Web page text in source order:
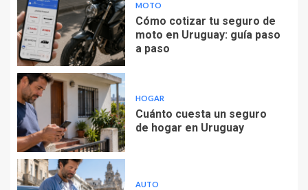
MOTO
Cómo cotizar tu seguro de
moto en Uruguay: guía paso
a paso
HOGAR
Cuánto cuesta un seguro
de hogar en Uruguay
AUTO